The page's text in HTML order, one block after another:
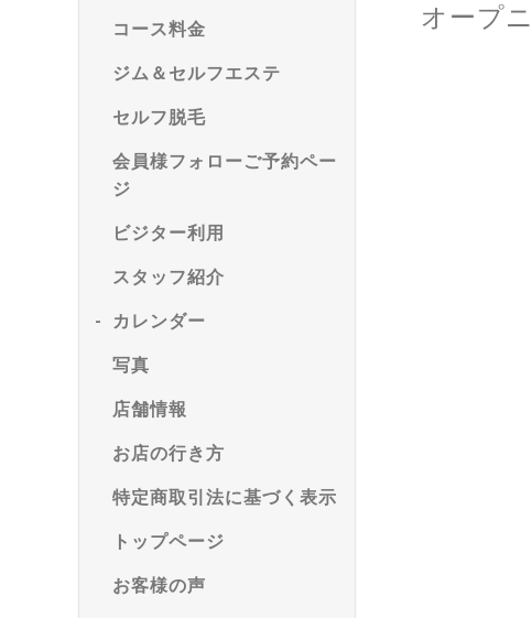
コース料金
ジム＆セルフエステ
セルフ脱毛
会員様フォローご予約ペー
ジ
ビジター利用
スタッフ紹介
カレンダー
写真
店舗情報
お店の行き方
特定商取引法に基づく表示
トップページ
お客様の声
オープ